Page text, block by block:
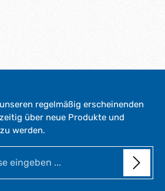
regelmäßig erscheinenden
über neue Produkte und
werden.